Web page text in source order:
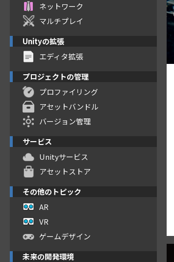
ネットワーク
マルチプレイ
Unityの拡張
エディタ拡張
プロジェクトの管理
プロファイリング
アセットバンドル
バージョン管理
サービス
Unityサービス
アセットストア
その他のトピック
AR
VR
ゲームデザイン
未来の開発環境